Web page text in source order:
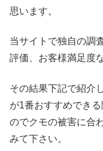
思います。
当サイトで独自の調
評価、お客様満足度
その結果下記で紹介
が1番おすすめでき
のでクモの被害に合
みて下さい。